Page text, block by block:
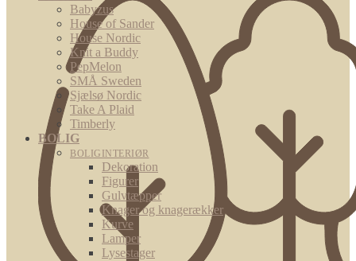
Babyzus
House of Sander
House Nordic
Knit a Buddy
PepMelon
SMÅ Sweden
Sjælsø Nordic
Take A Plaid
Timberly
BOLIG
BOLIGINTERIØR
Dekoration
Figurer
Gulvtæpper
Knager og knagerækker
Kurve
Lamper
Lysestager